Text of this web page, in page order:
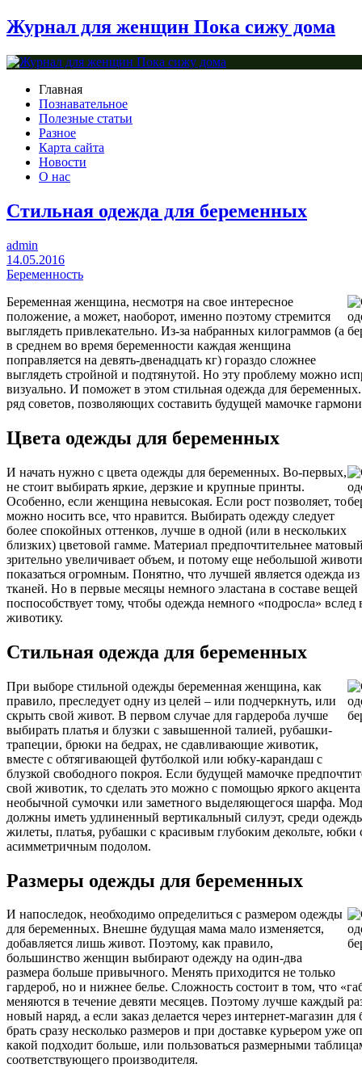
Журнал для женщин Пока сижу дома
Главная
Познавательное
Полезные статьи
Разное
Карта сайта
Новости
О нас
Стильная одежда для беременных
admin
14.05.2016
Беременность
Беременная женщина, несмотря на свое интересное
положение, а может, наоборот, именно поэтому стремится
выглядеть привлекательно. Из-за набранных килограммов (а
в среднем во время беременности каждая женщина
поправляется на девять-двенадцать кг) гораздо сложнее
выглядеть стройной и подтянутой. Но эту проблему можно
визуально. И поможет в этом стильная одежда для
ряд советов, позволяющих составить будущей мамочке
Цвета одежды для беременных
И начать нужно с цвета одежды для беременных. Во-первых,
не стоит выбирать яркие, дерзкие и крупные принты.
Особенно, если женщина невысокая. Если рост позволяет, то
можно носить все, что нравится. Выбирать одежду следует
более спокойных оттенков, лучше в одной (или в нескольких
близких) цветовой гамме. Материал предпочтительнее
зрительно увеличивает объем, и потому еще небольшой
показаться огромным. Понятно, что лучшей является одежда
тканей. Но в первые месяцы немного эластана в составе вещей
поспособствует тому, чтобы одежда немного «подросла»
животику.
Стильная одежда для беременных
При выборе стильной одежды беременная женщина, как
правило, преследует одну из целей – или подчеркнуть, или
скрыть свой живот. В первом случае для гардероба лучше
выбирать платья и блузки с завышенной талией, рубашки-
трапеции, брюки на бедрах, не сдавливающие животик,
вместе с обтягивающей футболкой или юбку-карандаш с
блузкой свободного покроя. Если будущей мамочке
свой животик, то сделать это можно с помощью яркого
необычной сумочки или заметного выделяющегося шарфа.
должны иметь удлиненный вертикальный силуэт, среди
жилеты, платья, рубашки с красивым глубоким декольте,
асимметричным подолом.
Размеры одежды для беременных
И напоследок, необходимо определиться с размером одежды
для беременных. Внешне будущая мама мало изменяется,
добавляется лишь живот. Поэтому, как правило,
большинство женщин выбирают одежду на один-два
размера больше привычного. Менять приходится не только
гардероб, но и нижнее белье. Сложность состоит в том, что
меняются в течение девяти месяцев. Поэтому лучше каждый
новый наряд, а если заказ делается через интернет-магазин
брать сразу несколько размеров и при доставке курьером уже
какой подходит больше, или пользоваться размерными
соответствующего производителя.